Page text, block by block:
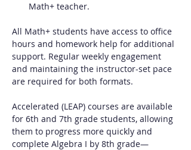
Math+ teacher.
All Math+ students have access to office
hours and homework help for additional
support. Regular weekly engagement
and maintaining the instructor-set pace
are required for both formats.
Accelerated (LEAP) courses are available
for 6th and 7th grade students, allowing
them to progress more quickly and
complete Algebra I by 8th grade—